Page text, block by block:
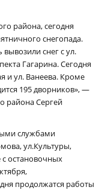
района, сегодня
снегопада.
снег с ул.
Гагарина. Сегодня
и ул. Ванеева. Кроме
195 дворников», —
района Сергей
службами
ул.Культуры,
с остановочных
продолжатся работы